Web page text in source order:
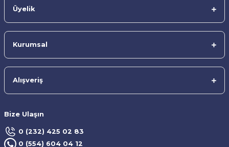
Üyelik
Kurumsal
Alışveriş
Bize Ulaşın
0 (232) 425 02 83
0 (554) 604 04 12